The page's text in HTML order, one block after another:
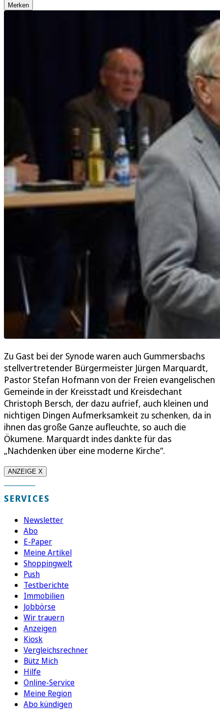
Merken
Zu Gast bei der Synode waren auch Gummersbachs
stellvertretender Bürgermeister Jürgen Marquardt,
Pastor Stefan Hofmann von der Freien evangelischen
Gemeinde in der Kreisstadt und Kreisdechant
Christoph Bersch, der dazu aufrief, auch kleinen und
nichtigen Dingen Aufmerksamkeit zu schenken, da in
ihnen das große Ganze aufleuchte, so auch die
Ökumene. Marquardt indes dankte für das
„Nachdenken über eine moderne Kirche“.
ANZEIGE X
SERVICES
Newsletter
Abo
E-Paper
Meine Artikel
Shoppingwelt
Push
Testberichte
Immobilien
Jobbörse
Wir trauern
Anzeigen
Kiosk
Vergleichsrechner
Bütz Mich
Hilfe
Online-Service
Meine Region
Abo kündigen